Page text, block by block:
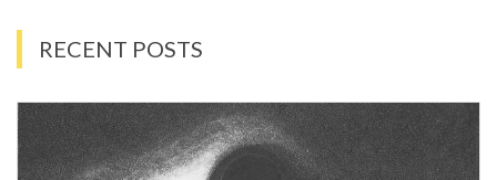
RECENT POSTS